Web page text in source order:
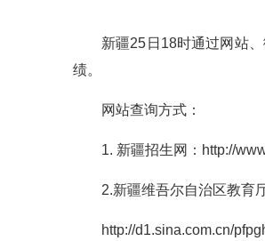
新疆25日18时通过网站
绩。
网站查询方式：
1. 新疆招生网：http://
2.新疆维吾尔自治区教育
http://d1.sina.com.cn/